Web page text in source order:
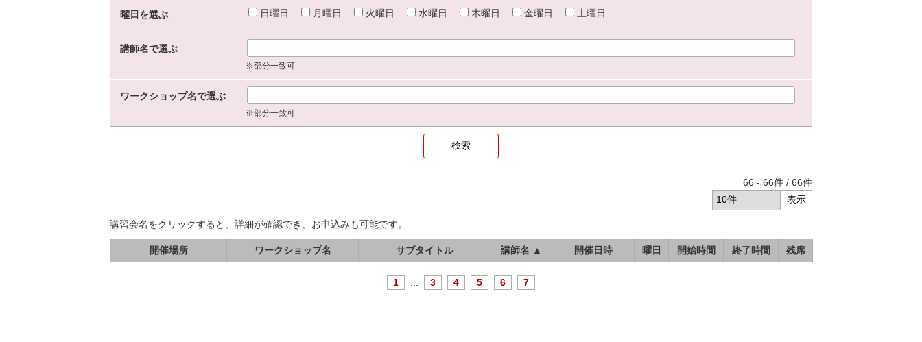
曜日を選ぶ 日曜日 月曜日 火曜日 水曜日 木曜日 金曜日 土曜日
講師名で選ぶ
※部分一致可
ワークショップ名で選ぶ
※部分一致可
66 - 66件 / 66件
講習会名をクリックすると、詳細が確認でき、お申込みも可能です。
開催場所 ワークショップ名 サブタイトル 講師名 ▲ 開催日時 曜日 開始時間 終了時間 残席
1 3 4 5 6 7